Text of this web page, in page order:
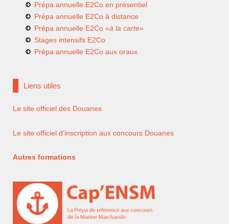
Prépa annuelle E2Co en présentiel
Prépa annuelle E2Co à distance
Prépa annuelle E2Co «à la carte»
Stages intensifs E2Co
Prépa annuelle E2Co aux oraux
Liens utiles
Le site officiel des Douanes
Le site officiel d’inscription aux concours Douanes
Autres formations